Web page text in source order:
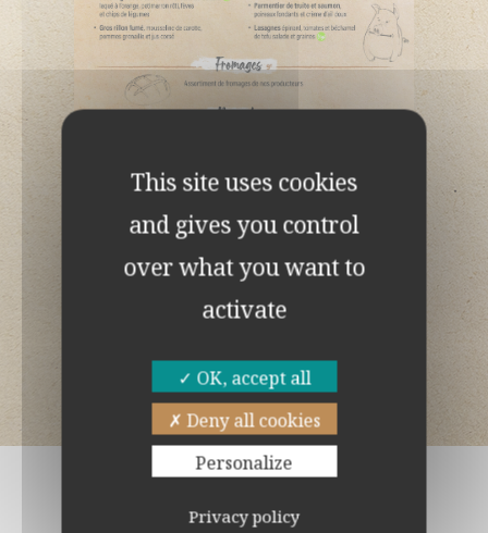
This site uses cookies
and gives you control
over what you want to
activate
OK, accept all
Deny all cookies
Personalize
Privacy policy